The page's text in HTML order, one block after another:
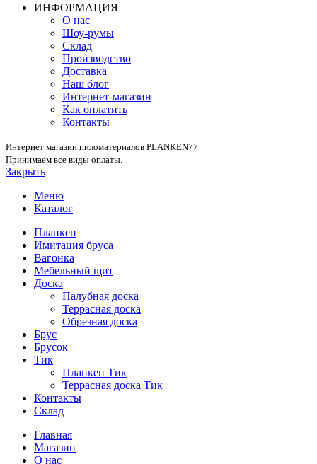
ИНФОРМАЦИЯ
О нас
Шоу-румы
Склад
Производство
Доставка
Наш блог
Интернет-магазин
Как оплатить
Контакты
Интернет магазин пиломатериалов PLANKEN77
Принимаем все виды оплаты.
Закрыть
Меню
Каталог
Планкен
Имитация бруса
Вагонка
Мебельный щит
Доска
Палубная доска
Террасная доска
Обрезная доска
Брус
Брусок
Тик
Планкен Тик
Террасная доска Тик
Контакты
Склад
Главная
Магазин
О нас